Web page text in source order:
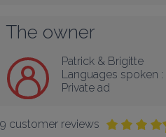
The owner
Patrick & Brigitte
Languages spoken :
Private ad
9 customer reviews